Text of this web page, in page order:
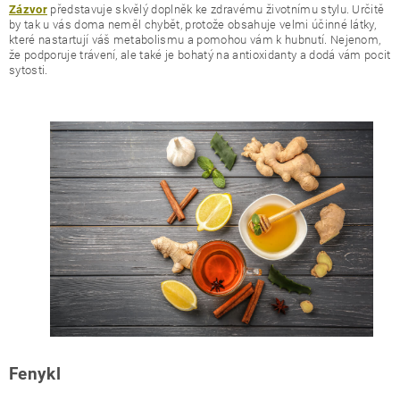
Zázvorpředstavuje skvělý doplněk ke zdravému životnímu stylu. Určitě
by tak u vás doma neměl chybět, protože obsahuje velmi účinné látky,
které nastartují váš metabolismu a pomohou vám k hubnutí. Nejenom,
že podporuje trávení, ale také je bohatý na antioxidanty a dodá vám pocit
sytosti.
Fenykl